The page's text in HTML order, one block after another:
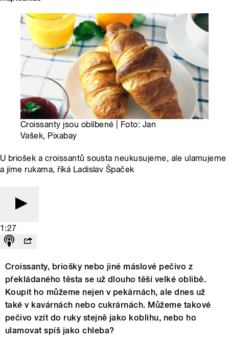
Croissanty jsou oblíbené | Foto: Jan
Vašek, Pixabay
U briošek a croissantů sousta neukusujeme, ale ulamujeme
a jíme rukama, říká Ladislav Špaček
1:27
Croissanty, briošky nebo jiné máslové pečivo z
překládaného těsta se už dlouho těší velké oblibě.
Koupit ho můžeme nejen v pekárnách, ale dnes už
také v kavárnách nebo cukrárnách. Můžeme takové
pečivo vzít do ruky stejně jako koblihu, nebo ho
ulamovat spíš jako chleba?